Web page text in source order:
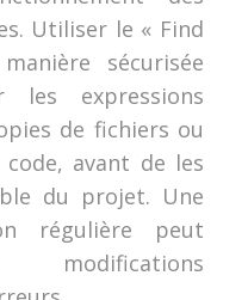
Utiliser le « Find
sécurisée
expressions
de fichiers ou
avant de les
du projet. Une
régulière peut